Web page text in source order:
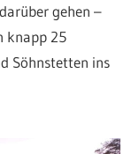
gehen –
knapp 25
Söhnstetten ins